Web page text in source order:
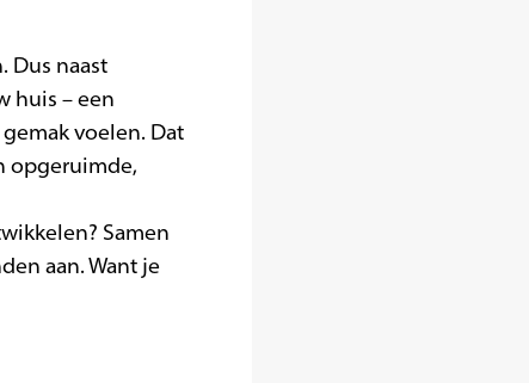
Dus naast
huis – een
voelen. Dat
opgeruimde,
Samen
aan. Want je